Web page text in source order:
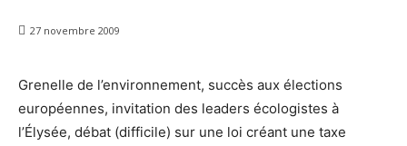
27 novembre 2009
Grenelle de l’environnement, succès aux élections
européennes, invitation des leaders écologistes à
l’Élysée, débat (difficile) sur une loi créant une taxe